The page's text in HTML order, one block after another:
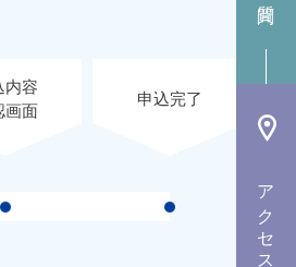
アクセス
内容
画面
申込完了